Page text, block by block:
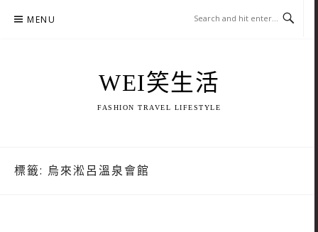
MENU
WEI笑生活
FASHION TRAVEL LIFESTYLE
標籤: 烏來淞呂溫泉會館